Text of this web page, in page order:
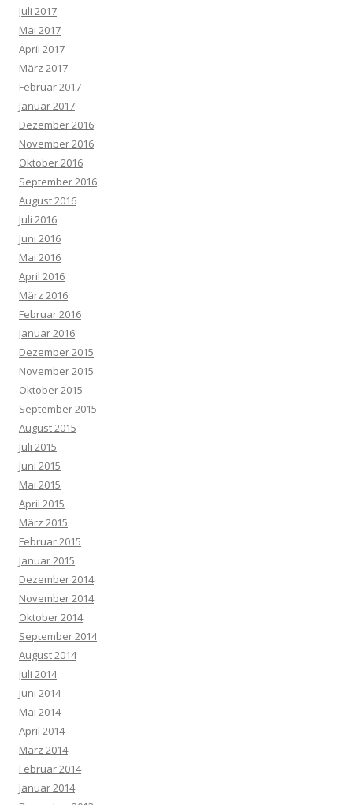
Juli 2017
Mai 2017
April 2017
März 2017
Februar 2017
Januar 2017
Dezember 2016
November 2016
Oktober 2016
September 2016
August 2016
Juli 2016
Juni 2016
Mai 2016
April 2016
März 2016
Februar 2016
Januar 2016
Dezember 2015
November 2015
Oktober 2015
September 2015
August 2015
Juli 2015
Juni 2015
Mai 2015
April 2015
März 2015
Februar 2015
Januar 2015
Dezember 2014
November 2014
Oktober 2014
September 2014
August 2014
Juli 2014
Juni 2014
Mai 2014
April 2014
März 2014
Februar 2014
Januar 2014